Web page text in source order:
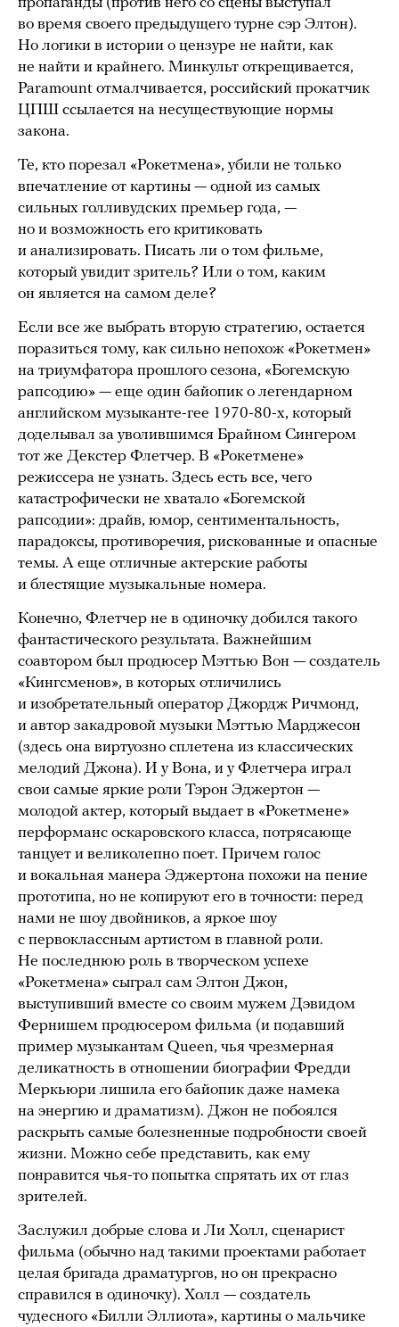
во время своего предыдущего турне сэр Элтон).
Но логики в истории о цензуре не найти, как
не найти и крайнего. Минкульт открещивается,
Paramount отмалчивается, российский прокатчик
ЦПШ ссылается на несуществующие нормы
закона.
Те, кто порезал «Рокетмена», убили не только
впечатление от картины — одной из самых
сильных голливудских премьер года, —
но и возможность его критиковать
и анализировать. Писать ли о том фильме,
который увидит зритель? Или о том, каким
он является на самом деле?
Если все же выбрать вторую стратегию, остается
поразиться тому, как сильно непохож «Рокетмен»
на триумфатора прошлого сезона, «Богемскую
рапсодию» — еще один байопик о легендарном
английском музыканте-гее 1970-80-х, который
доделывал за уволившимся Брайном Сингером
тот же Декстер Флетчер. В «Рокетмене»
режиссера не узнать. Здесь есть все, чего
катастрофически не хватало «Богемской
рапсодии»: драйв, юмор, сентиментальность,
парадоксы, противоречия, рискованные и опасные
темы. А еще отличные актерские работы
и блестящие музыкальные номера.
Конечно, Флетчер не в одиночку добился такого
фантастического результата. Важнейшим
соавтором был продюсер Мэттью Вон — создатель
«Кингсменов», в которых отличились
и изобретательный оператор Джордж Ричмонд,
и автор закадровой музыки Мэттью Марджесон
(здесь она виртуозно сплетена из классических
мелодий Джона). И у Вона, и у Флетчера играл
свои самые яркие роли Тэрон Эджертон —
молодой актер, который выдает в «Рокетмене»
перформанс оскаровского класса, потрясающе
танцует и великолепно поет. Причем голос
и вокальная манера Эджертона похожи на пение
прототипа, но не копируют его в точности: перед
нами не шоу двойников, а яркое шоу
с первоклассным артистом в главной роли.
Не последнюю роль в творческом успехе
«Рокетмена» сыграл сам Элтон Джон,
выступивший вместе со своим мужем Дэвидом
Фернишем продюсером фильма (и подавший
пример музыкантам Queen, чья чрезмерная
деликатность в отношении биографии Фредди
Меркьюри лишила его байопик даже намека
на энергию и драматизм). Джон не побоялся
раскрыть самые болезненные подробности своей
жизни. Можно себе представить, как ему
понравится чья-то попытка спрятать их от глаз
зрителей.
Заслужил добрые слова и Ли Холл, сценарист
фильма (обычно над такими проектами работает
целая бригада драматургов, но он прекрасно
справился в одиночку). Холл — создатель
чудесного «Билли Эллиота», картины о мальчике